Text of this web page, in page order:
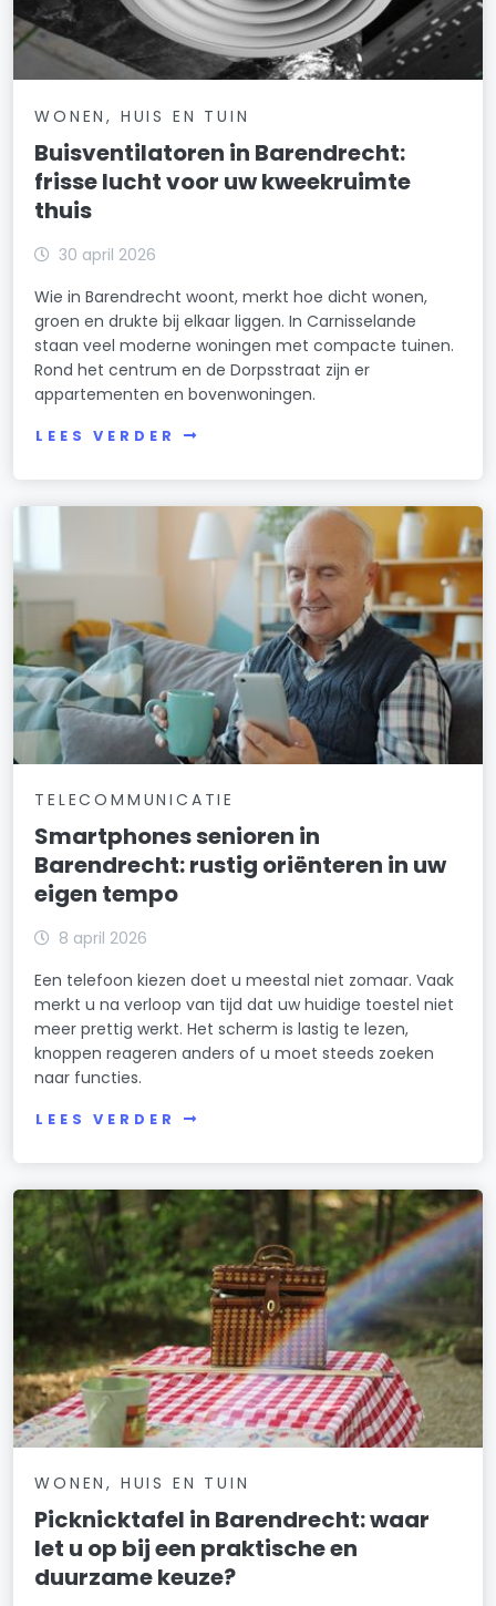
WONEN, HUIS EN TUIN
Buisventilatoren in Barendrecht:
frisse lucht voor uw kweekruimte
thuis
30 april 2026
Wie in Barendrecht woont, merkt hoe dicht wonen,
groen en drukte bij elkaar liggen. In Carnisselande
staan veel moderne woningen met compacte tuinen.
Rond het centrum en de Dorpsstraat zijn er
appartementen en bovenwoningen.
LEES VERDER
TELECOMMUNICATIE
Smartphones senioren in
Barendrecht: rustig oriënteren in uw
eigen tempo
8 april 2026
Een telefoon kiezen doet u meestal niet zomaar. Vaak
merkt u na verloop van tijd dat uw huidige toestel niet
meer prettig werkt. Het scherm is lastig te lezen,
knoppen reageren anders of u moet steeds zoeken
naar functies.
LEES VERDER
WONEN, HUIS EN TUIN
Picknicktafel in Barendrecht: waar
let u op bij een praktische en
duurzame keuze?